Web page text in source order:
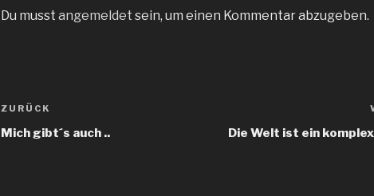
Du musst angemeldet sein, um einen Kommentar abzugeben.
Beitragsnavigation
Vorheriger
Beitrag
ZURÜCK
Mich gibt´s auch .. Die Welt ist ein